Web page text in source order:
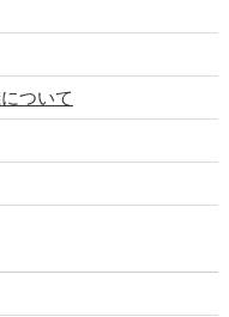
ついて